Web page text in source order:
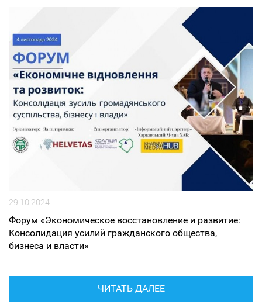
29.10.2024
Форум «Экономическое восстановление и развитие:
Консолидация усилий гражданского общества,
бизнеса и власти»
ЧИТАТЬ ДАЛЕЕ